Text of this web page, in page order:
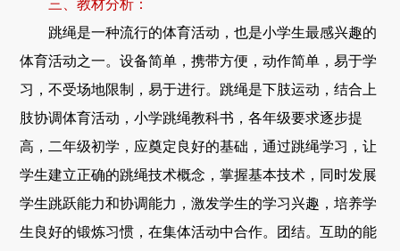
三、教材分析：
跳绳是一种流行的体育活动，也是小学生最感兴趣的
体育活动之一。设备简单，携带方便，动作简单，易于学
习，不受场地限制，易于进行。跳绳是下肢运动，结合上
肢协调体育活动，小学跳绳教科书，各年级要求逐步提
高，二年级初学，应奠定良好的基础，通过跳绳学习，让
学生建立正确的跳绳技术概念，掌握基本技术，同时发展
学生跳跃能力和协调能力，激发学生的学习兴趣，培养学
生良好的锻炼习惯，在集体活动中合作。团结。互助的能